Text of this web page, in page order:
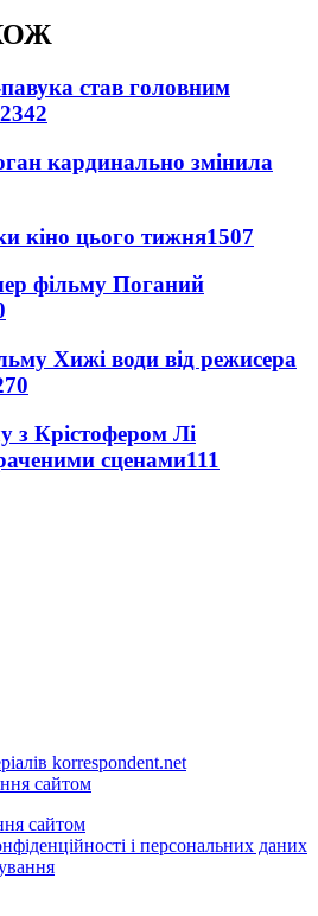
став головним
2342
кардинально змінила
кіно цього тижня1507
фільму Поганий
Хижі води від режисера
з Крістофером Лі
сценами111
korrespondent.net
сайтом
сайтом
і персональних даних